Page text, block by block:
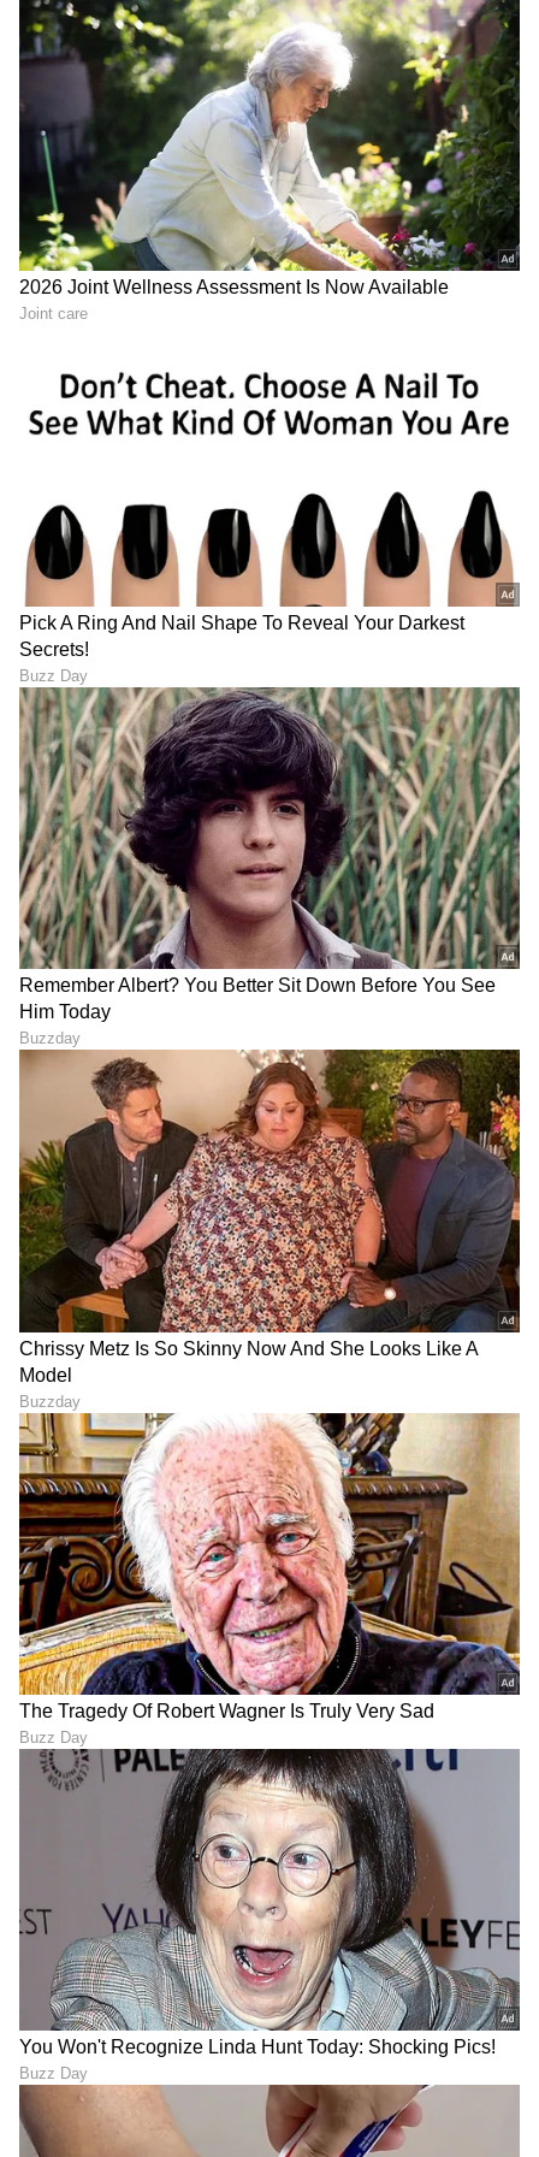
ಕನ್ಯಾ ರಾಶಿ
ಕನ್ಯಾ ರಾಶಿಯವರು ಕಷ್ಟಪಟ್ಟು ದುಡಿಯುವ ಆತ್ಮಗಳಾಗಿದ್ದು,
ಅವರು ತಮ್ಮ ವೃತ್ತಿಗೆ ತಮ್ಮನ್ನು ತಾವು ಸಮರ್ಪಿಸಿಕೊಳ್ಳುತ್ತಾರೆ.
ತಮ್ಮ ಗುರಿಗಳನ್ನು ಸಾಧಿಸುವತ್ತ ಗಮನ ಹರಿಸುತ್ತಾರೆ. ಆದರೆ
ಅವರಿಗೆ ಬಾಸ್ ಅಥವಾ ಮಾರ್ಗದರ್ಶಕರಿಂದ ಮೌಲ್ಯೀಕರಣ
ಸಿಗೋದಿಲ್ಲ. ಯಾವ ಗೆಲುವಿಗೂ ಹೊಗಳಿಸಿಕೊಳ್ಳಲು
ಸಾಧ್ಯವಾಗೋದಿಲ್ಲ.
LATEST VIDEOS
ABOUT THE AUTHOR
SN Suvarna News
ರಾಶಿ ಮೇಷ ರಾಶಿ ಮೀನ ರಾಶಿ
DOWNLOAD APP
RECOMMENDED STORIES
ಜುಲೈ 2026 ರ 3 ಅದೃಷ್ಟ ರಾಶಿ,
ಬ್ಯಾಂಕ್ ಬ್ಯಾಲೆನ್ಸ್ ಡಬಲ್ ಜೊತೆ
ವೃತ್ತಿ ಲಾಭ
ಸಾವಿನ ನಂತರ ಆತ್ಮದ 13 ದಿನಗಳ
ಪುರಾಣ ಏನು ಹೇಳುತ್ತೆ?
Mahalakshmi Yoga: ಕುಬೇರನ
ಕೃಪೆಯಿಂದ ಮಹಾಲಕ್ಷ್ಮಿ ಯೋಗ,
ಈ 4 ರಾಶಿಗಳಿಗೆ ದುಡ್ಡಿನ
ಸುರಿಮಳೆ!
ಸಮಸಪ್ತಕ ಯೋಗದಿಂದ
ಮುಟ್ಟಿದ್ದೆಲ್ಲಾ ಚಿನ್ನ, ಈ 3
ರಾಶಿಗಳಿಗೆ ಅದೃಷ್ಟವೋ ಅದೃಷ್ಟ!
LATEST VIDEOS